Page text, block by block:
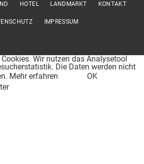
HOTEL LANDMARKT KONTAKT
IMPRESSUM
Wir nutzen das Analysetool
Die Daten werden nicht
Mehr erfahren
OK